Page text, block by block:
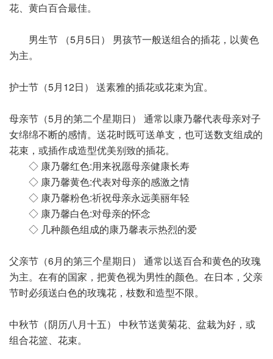
花、黄白百合最佳。
男生节 （5月5日） 男孩节一般送组合的插花，以黄色
为主。
护士节（5月12日） 送素雅的插花或花束为宜。
母亲节（5月的第二个星期日） 通常以康乃馨代表母亲对子
女绵绵不断的感情。送花时既可送单支，也可送数支组成的
花束，或插作成造型优美别致的插花。
◇ 康乃馨红色:用来祝愿母亲健康长寿
◇ 康乃馨黄色:代表对母亲的感激之情
◇ 康乃馨粉色:祈祝母亲永远美丽年轻
◇ 康乃馨白色:对母亲的怀念
◇ 几种颜色组成的康乃馨表示热烈的爱
父亲节（6月的第三个星期日） 通常以送百合和黄色的玫瑰
为主。在有的国家，把黄色视为男性的颜色。在日本，父亲
节时必须送白色的玫瑰花，枝数和造型不限。
中秋节（阴历八月十五） 中秋节送黄菊花、盆栽为好，或
组合花篮、花束。